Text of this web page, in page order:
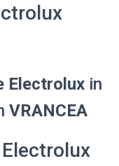
Electrolux in
VRANCEA